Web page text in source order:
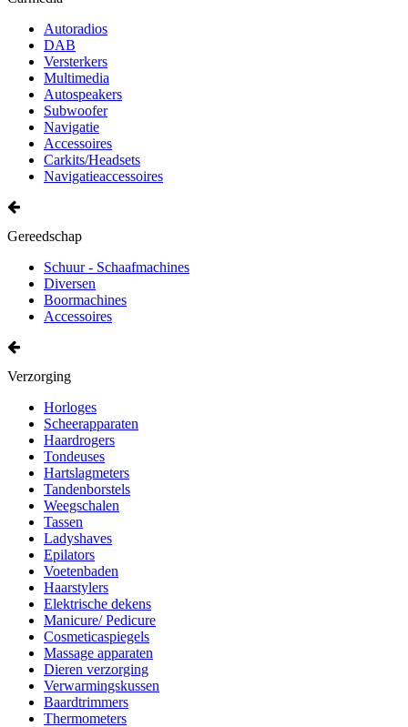
Autoradios
DAB
Versterkers
Multimedia
Autospeakers
Subwoofer
Navigatie
Accessoires
Carkits/Headsets
Navigatieaccessoires
Gereedschap
Schuur - Schaafmachines
Diversen
Boormachines
Accessoires
Verzorging
Horloges
Scheerapparaten
Haardrogers
Tondeuses
Hartslagmeters
Tandenborstels
Weegschalen
Tassen
Ladyshaves
Epilators
Voetenbaden
Haarstylers
Elektrische dekens
Manicure/ Pedicure
Cosmeticaspiegels
Massage apparaten
Dieren verzorging
Verwarmingskussen
Baardtrimmers
Thermometers